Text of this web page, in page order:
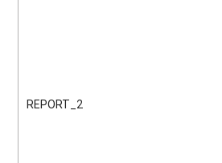
REPORT_2